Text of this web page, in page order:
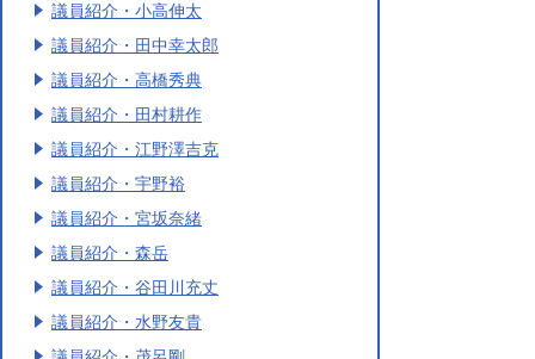
議員紹介・小高伸太
議員紹介・田中幸太郎
議員紹介・高橋秀典
議員紹介・田村耕作
議員紹介・江野澤吉克
議員紹介・宇野裕
議員紹介・宮坂奈緒
議員紹介・森岳
議員紹介・谷田川充丈
議員紹介・水野友貴